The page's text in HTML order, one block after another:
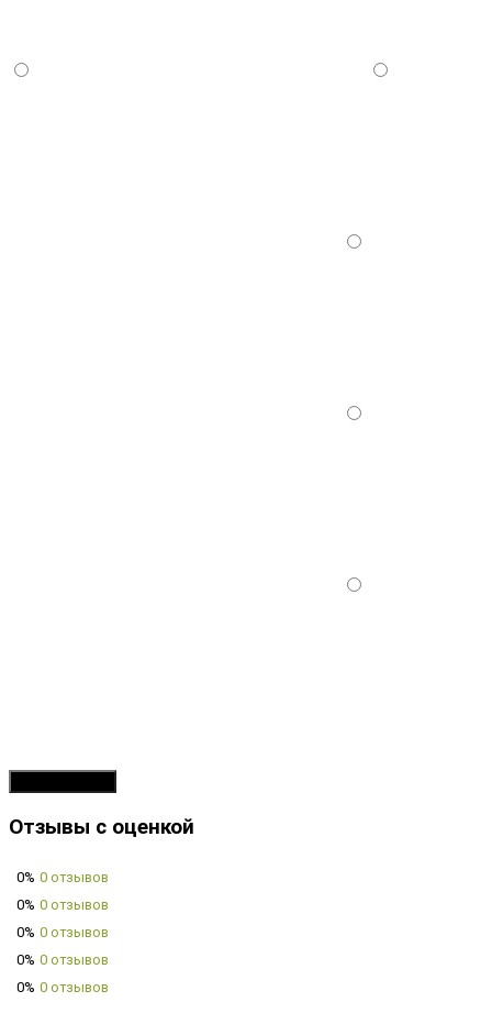
Отзывы с оценкой
0% 0 отзывов
0% 0 отзывов
0% 0 отзывов
0% 0 отзывов
0% 0 отзывов